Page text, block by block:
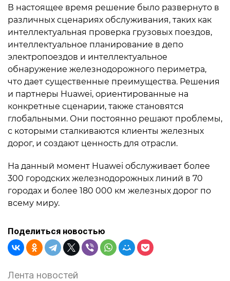
В настоящее время решение было развернуто в
различных сценариях обслуживания, таких как
интеллектуальная проверка грузовых поездов,
интеллектуальное планирование в депо
электропоездов и интеллектуальное
обнаружение железнодорожного периметра,
что дает существенные преимущества. Решения
и партнеры Huawei, ориентированные на
конкретные сценарии, также становятся
глобальными. Они постоянно решают проблемы,
с которыми сталкиваются клиенты железных
дорог, и создают ценность для отрасли.
На данный момент Huawei обслуживает более
300 городских железнодорожных линий в 70
городах и более 180 000 км железных дорог по
всему миру.
Поделиться новостью
Лента новостей